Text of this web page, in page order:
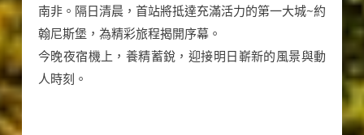
南非。隔日清晨，首站將抵達充滿活力的第一大城~約
翰尼斯堡，為精彩旅程揭開序幕。
今晚夜宿機上，養精蓄銳，迎接明日嶄新的風景與動
人時刻。